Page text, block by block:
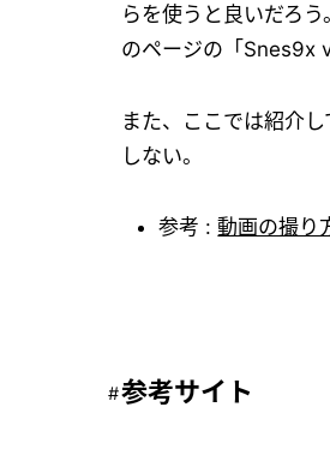
らを使うと良いだろ
のページの「Snes9x
また、ここでは紹介
しない。
参考 :動画の撮り
参考サイト